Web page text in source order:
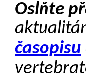
Oslňte
časopisu